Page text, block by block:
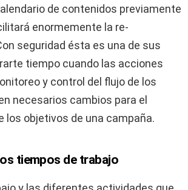
de contenidos previamente
enormemente la re-
seguridad ésta es una de sus
tiempo cuando las acciones
y control del flujo de los
necesarios cambios para el
los objetivos de una campaña.
tiempos de trabajo